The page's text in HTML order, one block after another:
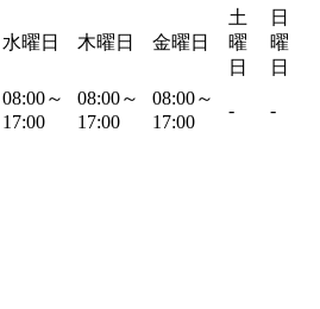
水曜日 木曜日 金曜日
土
曜
日
日
曜
日
08:00～
17:00
08:00～
17:00
08:00～
17:00
- -